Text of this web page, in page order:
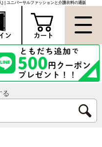
| ユニバーサルファッションと介護衣料の通販
る